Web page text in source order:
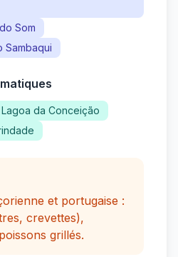
Som
Sambaqui
Lagoa da Conceição
et portugaise :
crevettes),
grillés.